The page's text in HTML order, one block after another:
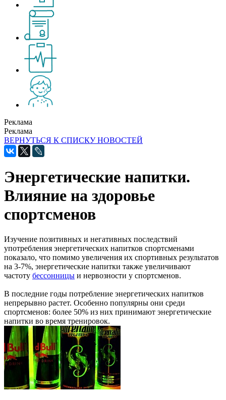
Реклама
Реклама
ВЕРНУТЬСЯ К СПИСКУ НОВОСТЕЙ
Энергетические напитки.
Влияние на здоровье
спортсменов
Изучение позитивных и негативных последствий
употребления энергетических напитков спортсменами
показало, что помимо увеличения их спортивных результатов
на 3-7%, энергетические напитки также увеличивают
частоту бессонницы и нервозности у спортсменов.
В последние годы потребление энергетических напитков
непрерывно растет. Особенно популярны они среди
спортсменов: более 50% из них принимают энергетические
напитки во время тренировок.